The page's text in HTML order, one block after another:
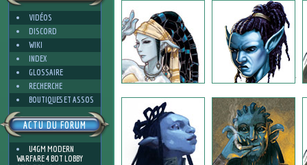
VIDÉOS
DISCORD
WIKI
INDEX
GLOSSAIRE
RECHERCHE
BOUTIQUES ET ASSOS
ACTU DU FORUM
U4GM MODERN
WARFARE 4 BOT LOBBY
1
1